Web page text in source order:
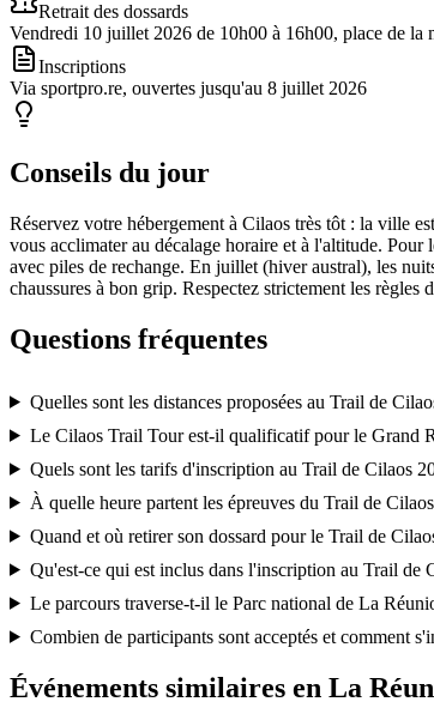
Retrait des dossards
Vendredi 10 juillet 2026 de 10h00 à 16h00, place de la
Inscriptions
Via sportpro.re, ouvertes jusqu'au 8 juillet 2026
Conseils du jour
Réservez votre hébergement à Cilaos très tôt : la ville
vous acclimater au décalage horaire et à l'altitude.
avec piles de rechange. En juillet (hiver austral), les
chaussures à bon grip. Respectez strictement les
Questions fréquentes
Quelles sont les distances proposées au Trail de
Le Cilaos Trail Tour est-il qualificatif pour le Grand
Quels sont les tarifs d'inscription au Trail de Cilaos
À quelle heure partent les épreuves du Trail de
Quand et où retirer son dossard pour le Trail de
Qu'est-ce qui est inclus dans l'inscription au Trail de
Le parcours traverse-t-il le Parc national de La
Combien de participants sont acceptés et comment
Événements similaires en La